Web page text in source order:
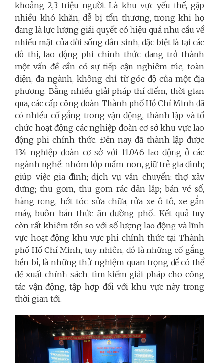
khoảng 2,3 triệu người. Là khu vực yếu thế, gặp
nhiều khó khăn, dễ bị tổn thương, trong khi họ
đang là lực lượng giải quyết có hiệu quả nhu cầu về
nhiều mặt của đời sống dân sinh, đặc biệt là tại các
đô thị, lao động phi chính thức đang trở thành
một vấn đề cần có sự tiếp cận nghiêm túc, toàn
diện, đa ngành, không chỉ từ góc độ của một địa
phương. Bằng nhiều giải pháp thí điểm, thời gian
qua, các cấp công đoàn Thành phố Hồ Chí Minh đã
có nhiều cố gắng trong vận động, thành lập và tổ
chức hoạt động các nghiệp đoàn cơ sở khu vực lao
động phi chính thức. Đến nay, đã thành lập được
134 nghiệp đoàn cơ sở với 11.046 lao động ở các
ngành nghề: nhóm lớp mầm non, giữ trẻ gia đình;
giúp việc gia đình; dịch vụ vận chuyển; thợ xây
dựng; thu gom, thu gom rác dân lập; bán vé số,
hàng rong, hớt tóc, sửa chữa, rửa xe ô tô, xe gắn
máy, buôn bán thức ăn đường phố... Kết quả tuy
còn rất khiêm tốn so với số lượng lao động và lĩnh
vực hoạt động khu vực phi chính thức tại Thành
phố Hồ Chí Minh, tuy nhiên, đó là những cố gắng
bền bỉ, là những thử nghiệm quan trọng để có thể
đề xuất chính sách, tìm kiếm giải pháp cho công
tác vận động, tập hợp đối với khu vực này trong
thời gian tới.